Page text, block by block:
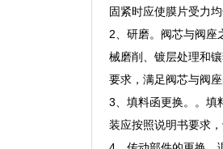
固紧时应使膜片受力
2、研磨。阀芯与阀座
械磨削、镀层处理和
要求，满足阀芯与阀
3、填料函更换。。填
装应按照说明书要求